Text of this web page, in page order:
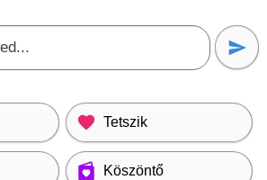
Tetszik
Köszöntő